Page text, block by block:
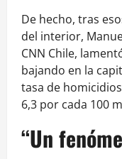
De hecho, tras
del interior,
CNN Chile,
bajando en la
tasa de
6,3 por cada 100
“Un